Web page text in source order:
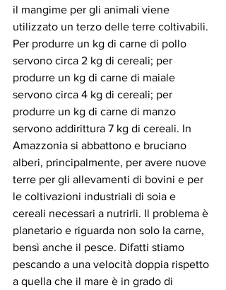
il mangime per gli animali viene
utilizzato un terzo delle terre coltivabili.
Per produrre un kg di carne di pollo
servono circa 2 kg di cereali; per
produrre un kg di carne di maiale
servono circa 4 kg di cereali; per
produrre un kg di carne di manzo
servono addirittura 7 kg di cereali. In
Amazzonia si abbattono e bruciano
alberi, principalmente, per avere nuove
terre per gli allevamenti di bovini e per
le coltivazioni industriali di soia e
cereali necessari a nutrirli. Il problema è
planetario e riguarda non solo la carne,
bensì anche il pesce. Difatti stiamo
pescando a una velocità doppia rispetto
a quella che il mare è in grado di